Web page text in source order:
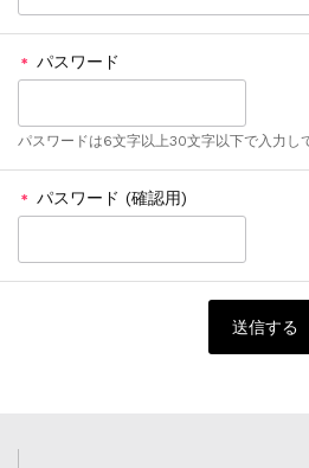
＊ パスワード
パスワードは6文字以上30文字以下で入力し
＊ パスワード (確認用)